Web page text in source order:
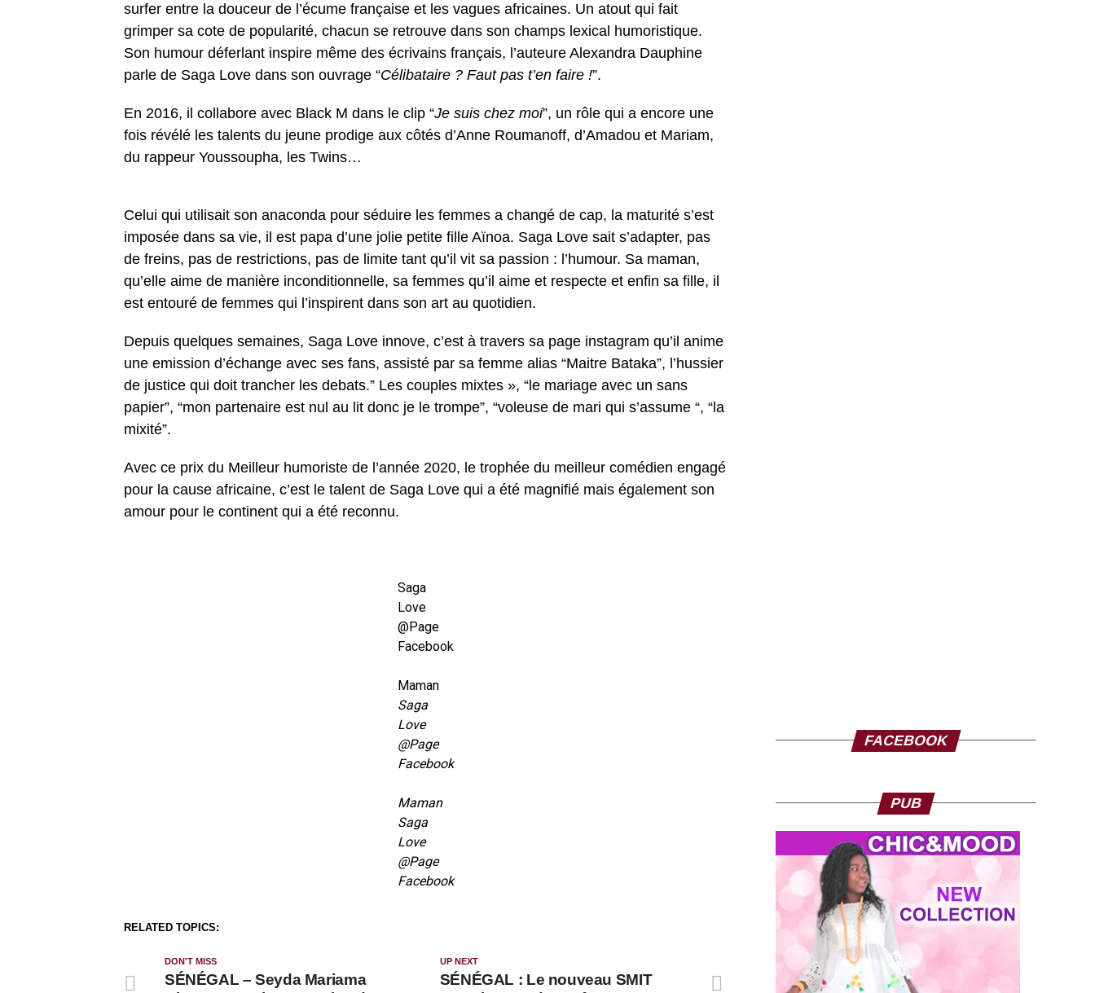
surfer entre la douceur de l’écume française et les vagues africaines. Un atout qui fait
grimper sa cote de popularité, chacun se retrouve dans son champs lexical humoristique.
Son humour déferlant inspire même des écrivains français, l’auteure Alexandra Dauphine
parle de Saga Love dans son ouvrage “Célibataire ? Faut pas t’en faire !”.
En 2016, il collabore avec Black M dans le clip “Je suis chez moi”, un rôle qui a encore une
fois révélé les talents du jeune prodige aux côtés d’Anne Roumanoff, d’Amadou et Mariam,
du rappeur Youssoupha, les Twins…
Celui qui utilisait son anaconda pour séduire les femmes a changé de cap, la maturité s’est
imposée dans sa vie, il est papa d’une jolie petite fille Aïnoa. Saga Love sait s’adapter, pas
de freins, pas de restrictions, pas de limite tant qu’il vit sa passion : l’humour. Sa maman,
qu’elle aime de manière inconditionnelle, sa femmes qu’il aime et respecte et enfin sa fille, il
est entouré de femmes qui l’inspirent dans son art au quotidien.
Depuis quelques semaines, Saga Love innove, c’est à travers sa page instagram qu’il anime
une emission d’échange avec ses fans, assisté par sa femme alias “Maitre Bataka”, l’hussier
de justice qui doit trancher les debats.” Les couples mixtes », “le mariage avec un sans
papier”, “mon partenaire est nul au lit donc je le trompe”, “voleuse de mari qui s’assume “, “la
mixité”.
Avec ce prix du Meilleur humoriste de l’année 2020, le trophée du meilleur comédien engagé
pour la cause africaine, c’est le talent de Saga Love qui a été magnifié mais également son
amour pour le continent qui a été reconnu.
Saga
Love
@Page
Facebook
Maman
Saga
Love
@Page
Facebook
Maman
Saga
Love
@Page
Facebook
RELATED TOPICS:
UP NEXT
SÉNÉGAL : Le nouveau SMIT
DON'T MISS
SÉNÉGAL – Seyda Mariama
FACEBOOK
PUB